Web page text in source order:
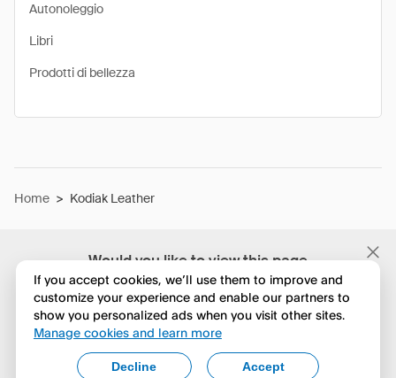
Would you like to view this page
in English?
No, continua a esplorare
Yes, change to English
Autonoleggio
Libri
Prodotti di bellezza
Home > Kodiak Leather
If you accept cookies, we’ll use them to improve and
customize your experience and enable our partners to
show you personalized ads when you visit other sites.
Manage cookies and learn more
Accept
Decline